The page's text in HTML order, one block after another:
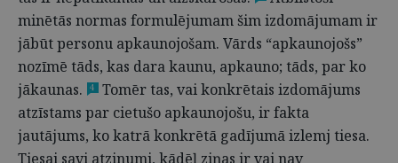
minētās normas formulējumam šim izdomājumam ir
jābūt personu apkaunojošam. Vārds “apkaunojošs”
nozīmē tāds, kas dara kaunu, apkauno; tāds, par ko
jākaunas.
4
Tomēr tas, vai konkrētais izdomājums
atzīstams par cietušo apkaunojošu, ir fakta
jautājums, ko katrā konkrētā gadījumā izlemj tiesa.
Tiesai savi atzinumi, kādēļ ziņas ir vai nav